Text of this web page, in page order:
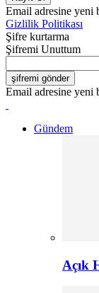
Email adresine yeni
Gizlilik Politikası
Şifre kurtarma
Şifremi Unuttum
Email adresine yeni
Gündem
Açık